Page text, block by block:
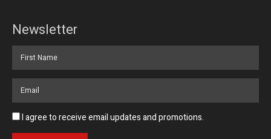
Newsletter
I agree to receive email updates and promotions.